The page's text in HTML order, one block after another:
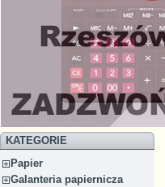
KATEGORIE
Papier
Galanteria papiernicza